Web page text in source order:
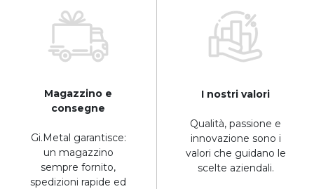
Magazzino e
consegne
Gi.Metal garantisce:
un magazzino
sempre fornito,
spedizioni rapide ed
I nostri valori
Qualità, passione e
innovazione sono i
valori che guidano le
scelte aziendali.